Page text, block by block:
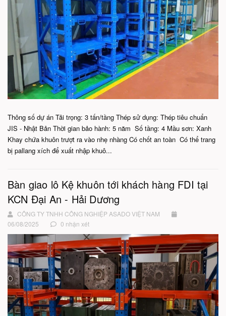
Thông số dự án Tải trọng: 3 tấn/tầng Thép sử dụng: Thép tiêu chuẩn
JIS - Nhật Bản Thời gian bảo hành: 5 năm Số tầng: 4 Mầu sơn: Xanh
Khay chứa khuôn trượt ra vào nhẹ nhàng Có chốt an toàn Có thể trang
bị pallang xích để xuất nhập khuô...
Bàn giao lô Kệ khuôn tới khách hàng FDI tại
KCN Đại An - Hải Dương
CÔNG TY TNHH CÔNG NGHIỆP ASADO VIỆT NAM
06/08/2025
0 nhận xét